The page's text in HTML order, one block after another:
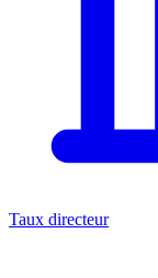
Taux directeur